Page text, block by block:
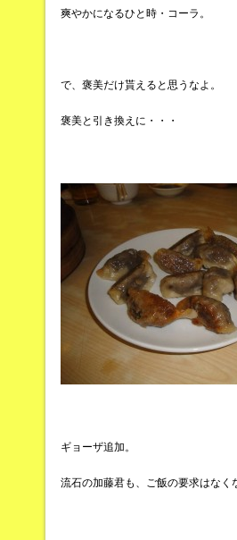
爽やかになるひと時・コーラ。
で、褒美だけ貰えると思うなよ。
褒美と引き換えに・・・
ギョーザ追加。
流石の加藤君も、ご飯の要求はなく